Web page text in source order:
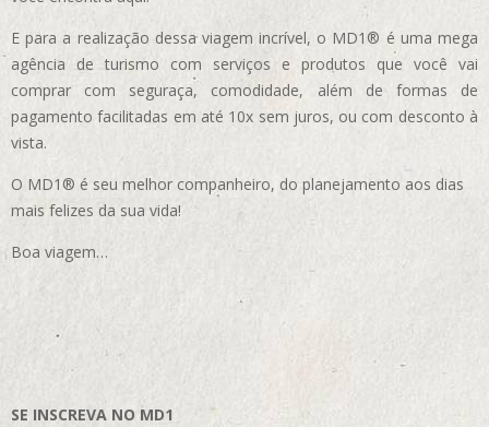
E para a realização dessa viagem incrível, o MD1® é uma mega
agência de turismo com serviços e produtos que você vai
comprar com seguraça, comodidade, além de formas de
pagamento facilitadas em até 10x sem juros, ou com desconto à
vista.
O MD1® é seu melhor companheiro, do planejamento aos dias
mais felizes da sua vida!
Boa viagem…
SE INSCREVA NO MD1